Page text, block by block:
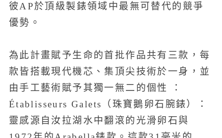
彼AP於頂級製錶領域中最無可替代的競爭
優勢。
為此計畫賦予生命的首批作品共有三款，每
款皆搭載現代機芯、集頂尖技術於一身，並
由手工藝術賦予其獨一無二的個性 ：
Établisseurs Galets（珠寶鵝卵石腕錶）：
靈感源自汝拉湖水中翻滾的光滑卵石與